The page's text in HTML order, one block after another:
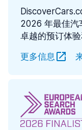
2026 年最佳汽
卓越的预订体验
更多信息